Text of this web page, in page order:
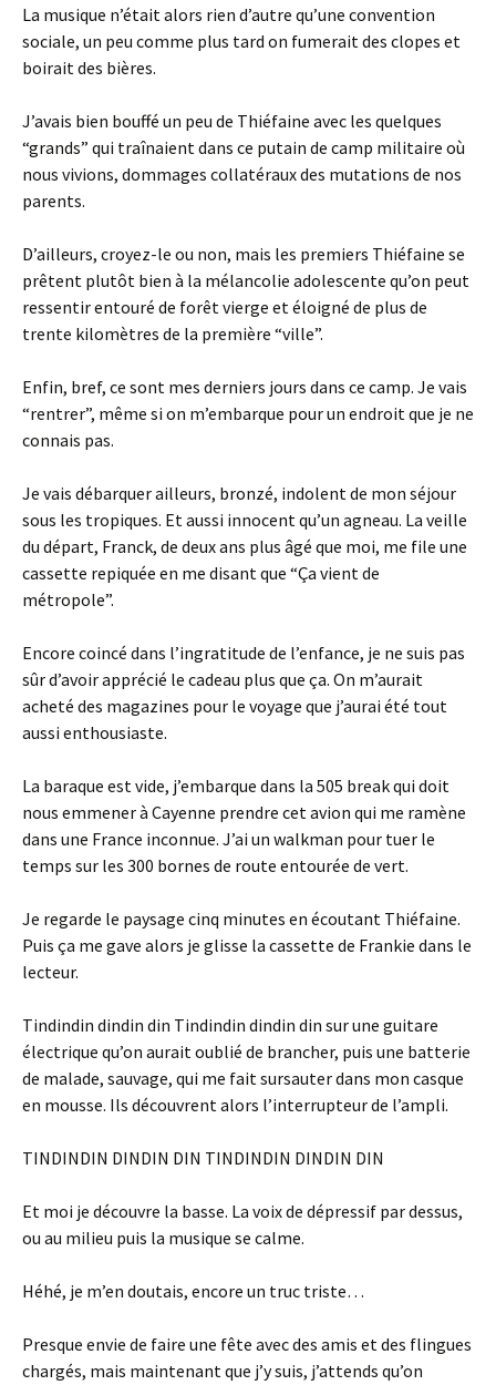
La musique n’était alors rien d’autre qu’une convention
sociale, un peu comme plus tard on fumerait des clopes et
boirait des bières.
J’avais bien bouffé un peu de Thiéfaine avec les quelques
“grands” qui traînaient dans ce putain de camp militaire où
nous vivions, dommages collatéraux des mutations de nos
parents.
D’ailleurs, croyez-le ou non, mais les premiers Thiéfaine se
prêtent plutôt bien à la mélancolie adolescente qu’on peut
ressentir entouré de forêt vierge et éloigné de plus de
trente kilomètres de la première “ville”.
Enfin, bref, ce sont mes derniers jours dans ce camp. Je vais
“rentrer”, même si on m’embarque pour un endroit que je ne
connais pas.
Je vais débarquer ailleurs, bronzé, indolent de mon séjour
sous les tropiques. Et aussi innocent qu’un agneau. La veille
du départ, Franck, de deux ans plus âgé que moi, me file une
cassette repiquée en me disant que “Ça vient de
métropole”.
Encore coincé dans l’ingratitude de l’enfance, je ne suis pas
sûr d’avoir apprécié le cadeau plus que ça. On m’aurait
acheté des magazines pour le voyage que j’aurai été tout
aussi enthousiaste.
La baraque est vide, j’embarque dans la 505 break qui doit
nous emmener à Cayenne prendre cet avion qui me ramène
dans une France inconnue. J’ai un walkman pour tuer le
temps sur les 300 bornes de route entourée de vert.
Je regarde le paysage cinq minutes en écoutant Thiéfaine.
Puis ça me gave alors je glisse la cassette de Frankie dans le
lecteur.
Tindindin dindin din Tindindin dindin din sur une guitare
électrique qu’on aurait oublié de brancher, puis une batterie
de malade, sauvage, qui me fait sursauter dans mon casque
en mousse. Ils découvrent alors l’interrupteur de l’ampli.
TINDINDIN DINDIN DIN TINDINDIN DINDIN DIN
Et moi je découvre la basse. La voix de dépressif par dessus,
ou au milieu puis la musique se calme.
Héhé, je m’en doutais, encore un truc triste…
Presque envie de faire une fête avec des amis et des flingues
chargés, mais maintenant que j’y suis, j’attends qu’on